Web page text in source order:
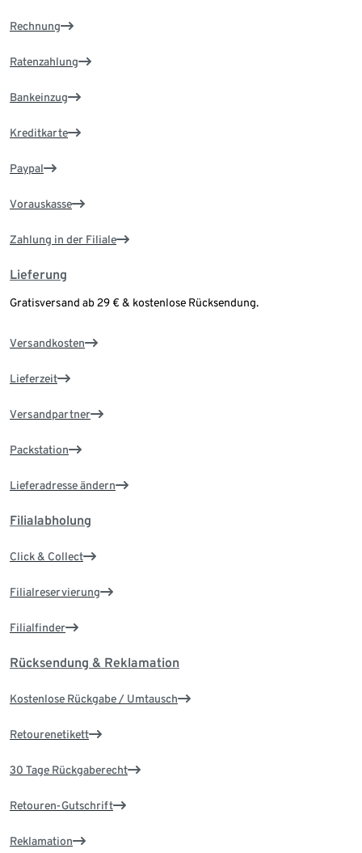
Rechnung
Ratenzahlung
Bankeinzug
Kreditkarte
Paypal
Vorauskasse
Zahlung in der Filiale
Lieferung
Gratisversand ab 29 € & kostenlose Rücksendung.
Versandkosten
Lieferzeit
Versandpartner
Packstation
Lieferadresse ändern
Filialabholung
Click & Collect
Filialreservierung
Filialfinder
Rücksendung & Reklamation
Kostenlose Rückgabe / Umtausch
Retourenetikett
30 Tage Rückgaberecht
Retouren-Gutschrift
Reklamation